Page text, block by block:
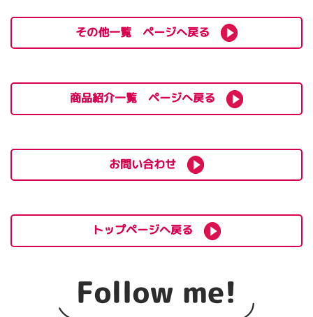
その他一覧 ページへ戻る
商品紹介一覧 ページへ戻る
お問い合わせ
トップページへ戻る